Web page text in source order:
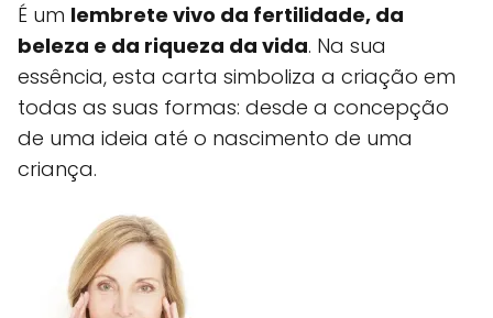
É um lembrete vivo da fertilidade, da
beleza e da riqueza da vida. Na sua
essência, esta carta simboliza a criação em
todas as suas formas: desde a concepção
de uma ideia até o nascimento de uma
criança.